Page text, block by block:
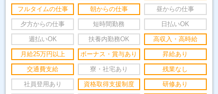
フルタイムの仕事 朝からの仕事 昼からの仕事
夕方からの仕事 短時間勤務 日払いOK
週払いOK 扶養内勤務OK 高収入・高時給
月給25万円以上 ボーナス・賞与あり 昇給あり
交通費支給 寮・社宅あり 残業なし
社員登用あり 資格取得支援制度 研修あり